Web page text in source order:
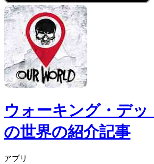
ウォーキング・デッ
の世界の紹介記事
アプリ